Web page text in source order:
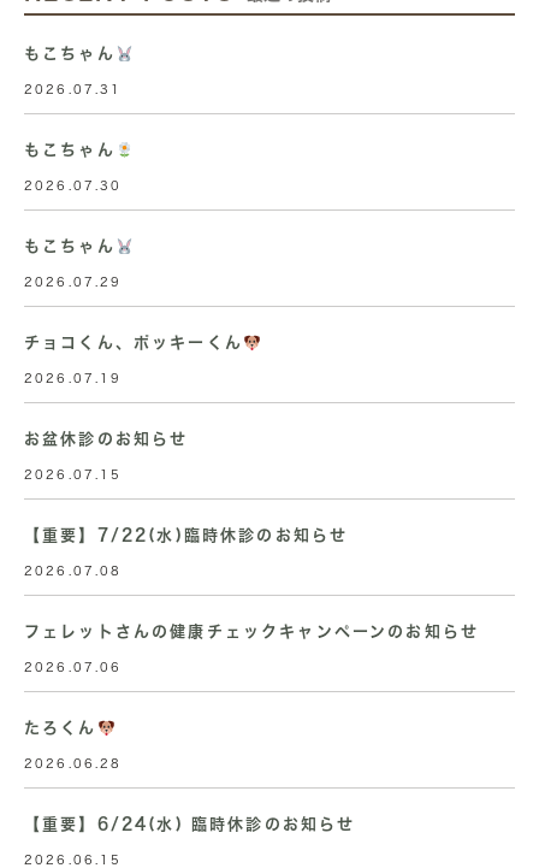
もこちゃん
2026.07.31
もこちゃん
2026.07.30
もこちゃん
2026.07.29
チョコくん、ポッキーくん
2026.07.19
お盆休診のお知らせ
2026.07.15
【重要】7/22(水)臨時休診のお知らせ
2026.07.08
フェレットさんの健康チェックキャンペーンのお知らせ
2026.07.06
たろくん
2026.06.28
【重要】6/24(水) 臨時休診のお知らせ
2026.06.15